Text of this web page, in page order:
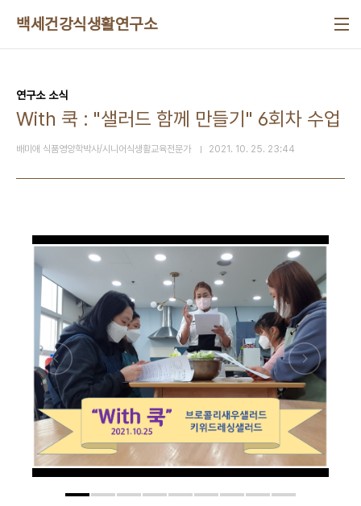
백세건강식생활연구소
연구소 소식
With 쿡 : "샐러드 함께 만들기" 6회차 수업
배미애 식품영양학박사/시니어식생활교육전문가 2021. 10. 25. 23:44